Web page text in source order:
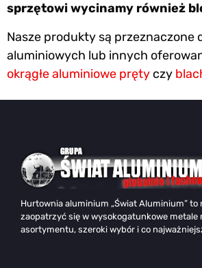
sprzętowi wycinamy również
Nasze produkty są przeznaczone
aluminiowych lub innych
okrągłe aluminiowe pręty czy
Hurtownia aluminium „Świat Aluminium”
zaopatrzyć się w wysokogatunkowe
asortymentu, szeroki wybór i co